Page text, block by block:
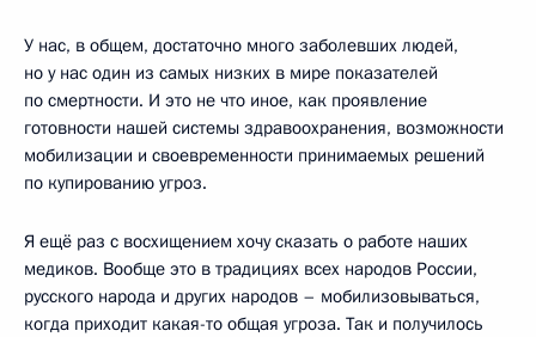
У нас, в общем, достаточно много заболевших людей,
но у нас один из самых низких в мире показателей
по смертности. И это не что иное, как проявление
готовности нашей системы здравоохранения, возможности
мобилизации и своевременности принимаемых решений
по купированию угроз.
Я ещё раз с восхищением хочу сказать о работе наших
медиков. Вообще это в традициях всех народов России,
русского народа и других народов – мобилизовываться,
когда приходит какая-то общая угроза. Так и получилось